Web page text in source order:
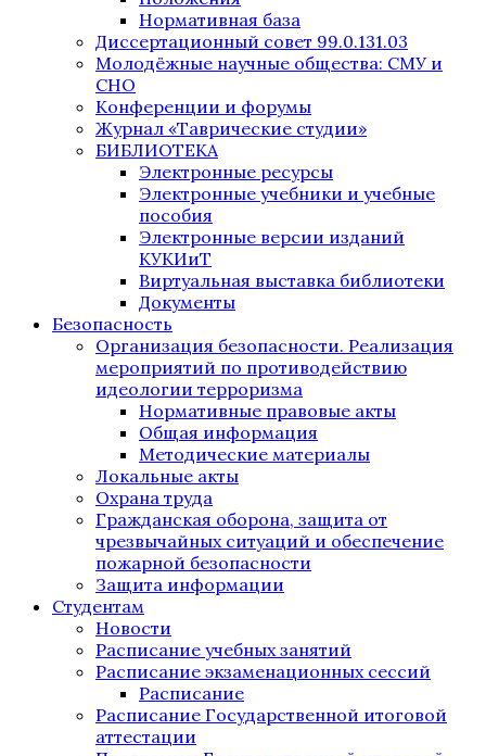
Нормативная база
Диссертационный совет 99.0.131.03
Молодёжные научные общества: СМУ и
СНО
Конференции и форумы
Журнал «Таврические студии»
БИБЛИОТЕКА
Электронные ресурсы
Электронные учебники и учебные
пособия
Электронные версии изданий
КУКИиТ
Виртуальная выставка библиотеки
Документы
Безопасность
Организация безопасности. Реализация
мероприятий по противодействию
идеологии терроризма
Нормативные правовые акты
Общая информация
Методические материалы
Локальные акты
Охрана труда
Гражданская оборона, защита от
чрезвычайных ситуаций и обеспечение
пожарной безопасности
Защита информации
Студентам
Новости
Расписание учебных занятий
Расписание экзаменационных сессий
Расписание
Расписание Государственной итоговой
аттестации